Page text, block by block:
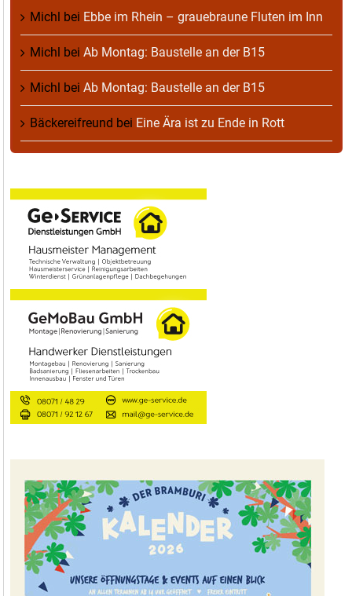
Michl bei Ebbe im Rhein – grauebraune Fluten im Inn
Michl bei Ab Montag: Baustelle an der B15
Michl bei Ab Montag: Baustelle an der B15
Bäckereifreund bei Eine Ära ist zu Ende in Rott